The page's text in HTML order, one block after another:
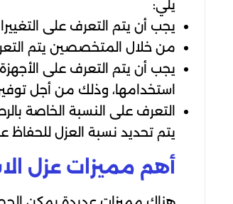
يلي:
يجب أن يتم التعرف على
من خلال المتخصصين يتم
يجب أن يتم التعرف على
استخدامها، وذلك من أجل توفير
التعرف على النسبة الخاصة
يتم تحديد نسبة العزل للحفاظ
أهم مميزات عزل